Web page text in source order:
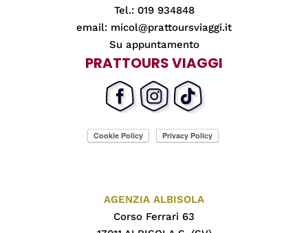
Tel.: 019 934848
email: micol@prattoursviaggi.it
Su appuntamento
PRATTOURS VIAGGI
AGENZIA ALBISOLA
Corso Ferrari 63